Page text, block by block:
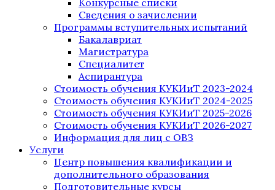
Конкурсные списки
Сведения о зачислении
Программы вступительных испытаний
Бакалавриат
Магистратура
Специалитет
Аспирантура
Стоимость обучения КУКИиТ 2023-2024
Стоимость обучения КУКИиТ 2024-2025
Стоимость обучения КУКИиТ 2025-2026
Стоимость обучения КУКИиТ 2026-2027
Информация для лиц с ОВЗ
Услуги
Центр повышения квалификации и
дополнительного образования
Подготовительные курсы